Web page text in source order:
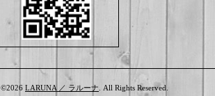
©2026 LARUNA ／ ラルーナ . All Rights Reserved.